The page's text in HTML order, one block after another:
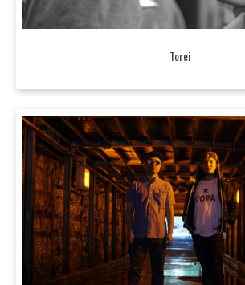
Torei